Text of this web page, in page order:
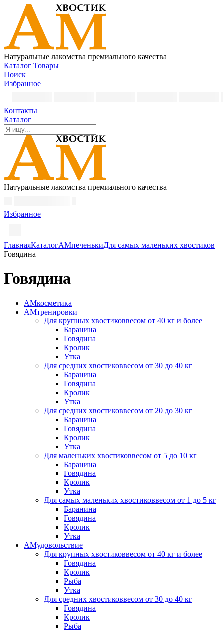
Натуральные лакомства премиального качества
Каталог Товары
Поиск
Избранное
Контакты
Каталог
Натуральные лакомства премиального качества
Избранное
ГлавнаяКаталогАМпеченькиДля самых маленьких хвостиков
Говядина
Говядина
АМкосметика
АМтренировки
Для крупных хвостиковвесом от 40 кг и более
Баранина
Говядина
Кролик
Утка
Для средних хвостиковвесом от 30 до 40 кг
Баранина
Говядина
Кролик
Утка
Для средних хвостиковвесом от 20 до 30 кг
Баранина
Говядина
Кролик
Утка
Для маленьких хвостиковвесом от 5 до 10 кг
Баранина
Говядина
Кролик
Утка
Для самых маленьких хвостиковвесом от 1 до 5 кг
Баранина
Говядина
Кролик
Утка
АМудовольствие
Для крупных хвостиковвесом от 40 кг и более
Говядина
Кролик
Рыба
Утка
Для средних хвостиковвесом от 30 до 40 кг
Говядина
Кролик
Рыба